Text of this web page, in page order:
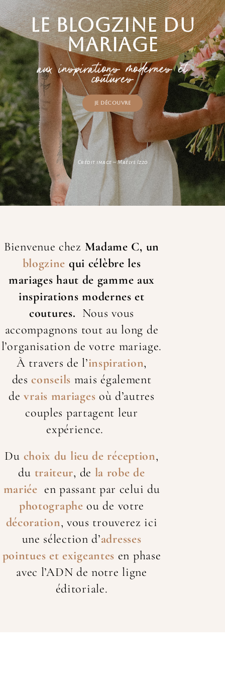
Le blogzine du
mariage
aux inspirations modernes et
coutures
Je découvre
Crédit image – Maélys Izzo
Bienvenue chez Madame C, un
blogzine qui célèbre les
mariages haut de gamme aux
inspirations modernes et
coutures. Nous vous
accompagnons tout au long de
l’organisation de votre mariage.
À travers de l’inspiration,
desconseils mais également
devrais mariages où d’autres
couples partagent leur
expérience.
Du choix du lieu de réception,
du traiteur, de la robe de
mariée en passant par celui du
photographe ou de votre
décoration, vous trouverez ici
une sélection d’adresses
pointues et exigeantes en phase
avec l’ADN de notre ligne
éditoriale.